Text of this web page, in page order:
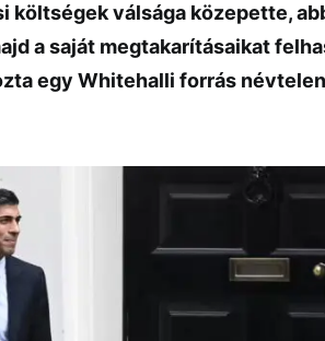
költségek válsága közepette,
a saját megtakarításaikat
egy Whitehalli forrás